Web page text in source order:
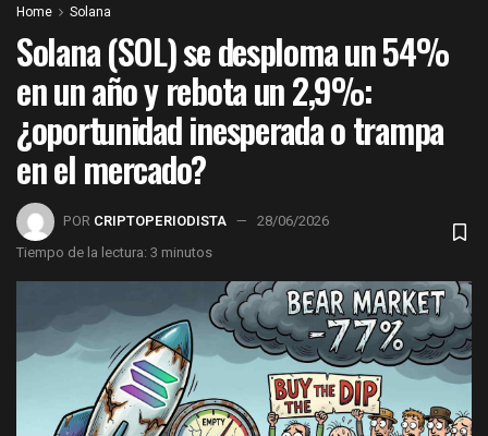
Home Solana
Solana (SOL) se desploma un 54%
en un año y rebota un 2,9%:
¿oportunidad inesperada o trampa
en el mercado?
POR CRIPTOPERIODISTA
28/06/2026
Tiempo de la lectura: 3 minutos